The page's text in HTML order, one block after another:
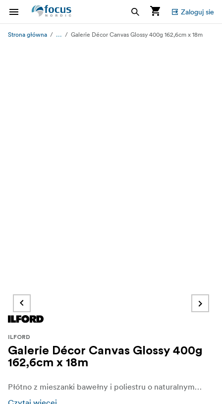
Zaloguj sie
Strona główna ... Galerie Décor Canvas Glossy 400g 162,6cm x 18m
ILFORD
Galerie Décor Canvas Glossy 400g
162,6cm x 18m
Płótno z mieszanki bawełny i poliestru o naturalnym odcieniu, zaprojektowane z myślą o wysokiej wydajności profesjonalnego druku reprodukcji fotograficznych i dekoracyjnych.